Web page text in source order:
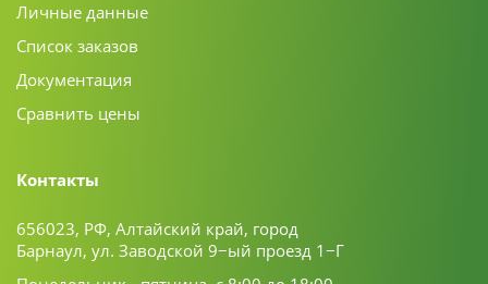
Личные данные
Список заказов
Документация
Сравнить цены
Контакты
656023, РФ, Алтайский край, город
Барнаул, ул. Заводской 9−ый проезд 1−Г